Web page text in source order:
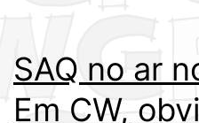
SAQ no ar
Em CW,